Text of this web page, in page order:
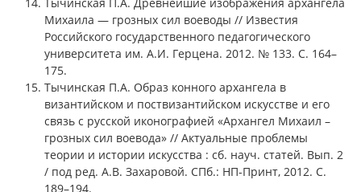
Тычинская П.А. Древнейшие изображения архангела
Михаила — грозных сил воеводы // Известия
Российского государственного педагогического
университета им. А.И. Герцена. 2012. № 133. С. 164–
175.
Тычинская П.А. Образ конного архангела в
византийском и поствизантийском искусстве и его
связь с русской иконографией «Архангел Михаил –
грозных сил воевода» // Актуальные проблемы
теории и истории искусства : сб. науч. статей. Вып. 2
/ под ред. А.В. Захаровой. СПб.: НП-Принт, 2012. С.
189–194.